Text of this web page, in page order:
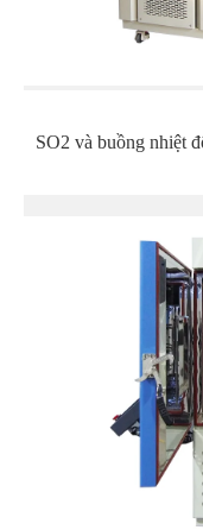
SO2 và buồng nhiệt